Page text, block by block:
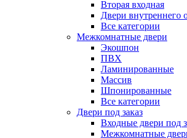
Вторая входная
Двери внутреннего
Все категории
Межкомнатные двери
Экошпон
ПВХ
Ламинированные
Массив
Шпонированные
Все категории
Двери под заказ
Входные двери под
Межкомнатные